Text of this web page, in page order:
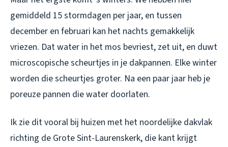
gemiddeld 15 stormdagen per jaar, en tussen
december en februari kan het nachts gemakkelijk
vriezen. Dat water in het mos bevriest, zet uit, en duwt
microscopische scheurtjes in je dakpannen. Elke winter
worden die scheurtjes groter. Na een paar jaar heb je
poreuze pannen die water doorlaten.
Ik zie dit vooral bij huizen met het noordelijke dakvlak
richting de Grote Sint-Laurenskerk, die kant krijgt